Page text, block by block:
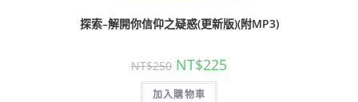
探索–解開你信仰之疑惑(更新版)(附MP3)
NT$250 NT$225
加入購物車